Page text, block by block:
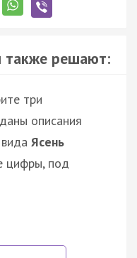
также решают:
три
описания
Ясень
цифры, под